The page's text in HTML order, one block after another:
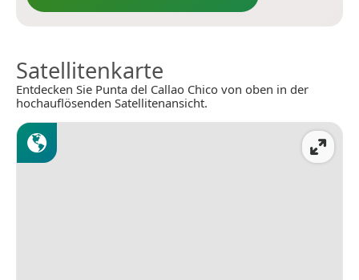
Satellitenkarte
Entdecken Sie Punta del Callao Chico von oben in der
hochauflösenden Satellitenansicht.